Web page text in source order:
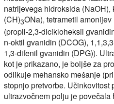
natrijevega hidroksida
(CH)3ONa), tetrametil
(propil-2,3-dicikloheksil
n-oktil gvanidin (DCOG),
1,3-difenil gvanidin (DPG)).
kot je prikazano, je boljše za
odlikuje mehansko mešanje
stopnjo pretvorbe. Učinkovitost
ultrazvočnem polju je